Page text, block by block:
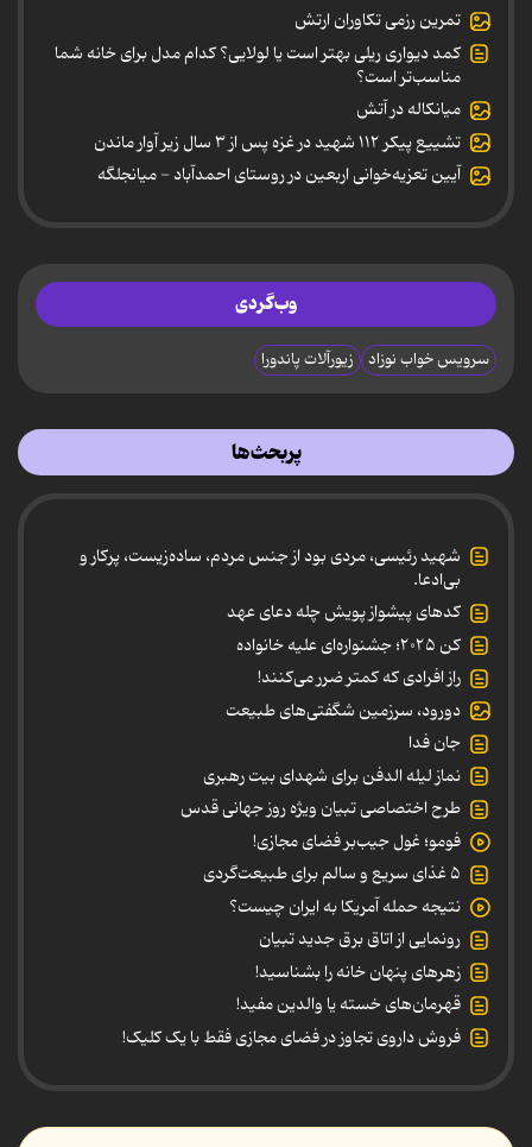
تمرین رزمی تکاوران ارتش
کمد دیواری ریلی بهتر است یا لولایی؟ کدام مدل برای خانه شما
مناسب‌تر است؟
میانکاله در آتش
تشییع پیکر ۱۱۲ شهید در غزه پس از ۳ سال زیر آوار ماندن
آیین تعزیه‌خوانی اربعین در روستای احمدآباد - میانجلگه
وب‌گردی
سرویس خواب نوزاد زیورآلات پاندورا
پربحث‌ها
شهید رئیسی، مردی بود از جنس مردم، ساده‌زیست، پرکار و
بی‌ادعا.
کدهای پیشواز پویش چله دعای عهد
کن ۲۰۲۵؛ جشنواره‌ای علیه خانواده
راز افرادی که کمتر ضرر می‌کنند!
دورود، سرزمین شگفتی‌های طبیعت
جان فدا
نماز لیله الدفن برای شهدای بیت رهبری
طرح اختصاصی تبیان ویژه روز جهانی قدس
فومو؛ غول جیب‌بر فضای مجازی!
۵ غذای سریع و سالم برای طبیعت‌گردی
نتیجه حمله آمریکا به ایران چیست؟
رونمایی از اتاق برق جدید تبیان
زهرهای پنهان خانه را بشناسید!
قهرمان‌های خسته یا والدین مفید!
فروش داروی تجاوز در فضای مجازی فقط با یک کلیک!